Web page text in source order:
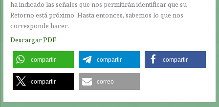
ha indicado las señales que nos permitirán identificar que su
Retorno está próximo. Hasta entonces, sabemos lo que nos
corresponde hacer.
Descargar PDF
compartir compartir compartir
compartir correo